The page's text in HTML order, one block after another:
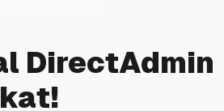
DirectAdmin